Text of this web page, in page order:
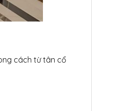
cách từ tân cổ